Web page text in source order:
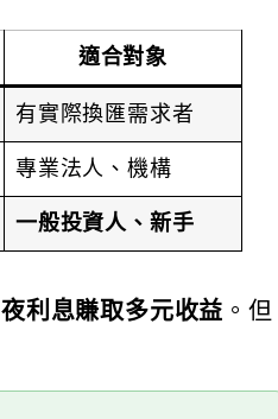
適合對象
有實際換匯需求者
專業法人、機構
一般投資人、新手
利息賺取多元收益 。但